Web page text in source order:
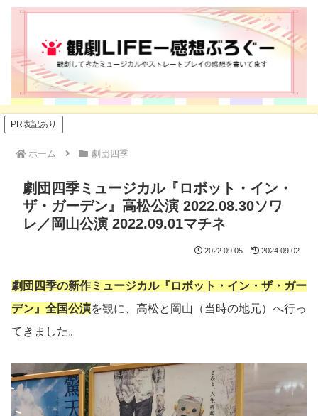
PR表記あり
ホーム 劇団四季
劇団四季ミュージカル『ロボット・イン・
ザ・ガーデン』高松公演 2022.08.30ソワ
レ／岡山公演 2022.09.01マチネ
2022.09.05 2024.09.02
劇団四季の新作ミュージカル『ロボット・イン・ザ・ガー
デン』全国公演を観に、高松と岡山（当時の地元）へ行っ
てきました。